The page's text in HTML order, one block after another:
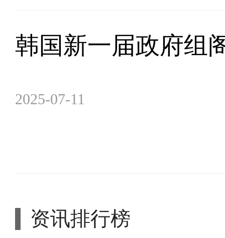
韩国新一届政府组
2025-07-11
资讯排行榜